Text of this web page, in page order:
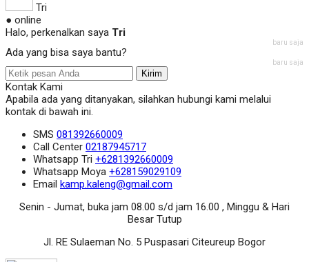
Tri
● online
Halo, perkenalkan saya Tri
baru saja
Ada yang bisa saya bantu?
baru saja
Kirim
Kontak Kami
Apabila ada yang ditanyakan, silahkan hubungi kami melalui
kontak di bawah ini.
SMS 081392660009
Call Center 02187945717
Whatsapp Tri +6281392660009
Whatsapp Moya +628159029109
Email kamp.kaleng@gmail.com
Senin - Jumat, buka jam 08.00 s/d jam 16.00 , Minggu & Hari
Besar Tutup
Jl. RE Sulaeman No. 5 Puspasari Citeureup Bogor